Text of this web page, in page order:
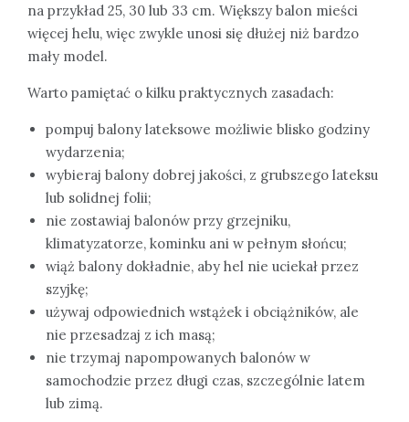
na przykład 25, 30 lub 33 cm. Większy balon mieści
więcej helu, więc zwykle unosi się dłużej niż bardzo
mały model.
Warto pamiętać o kilku praktycznych zasadach:
pompuj balony lateksowe możliwie blisko godziny
wydarzenia;
wybieraj balony dobrej jakości, z grubszego lateksu
lub solidnej folii;
nie zostawiaj balonów przy grzejniku,
klimatyzatorze, kominku ani w pełnym słońcu;
wiąż balony dokładnie, aby hel nie uciekał przez
szyjkę;
używaj odpowiednich wstążek i obciążników, ale
nie przesadzaj z ich masą;
nie trzymaj napompowanych balonów w
samochodzie przez długi czas, szczególnie latem
lub zimą.